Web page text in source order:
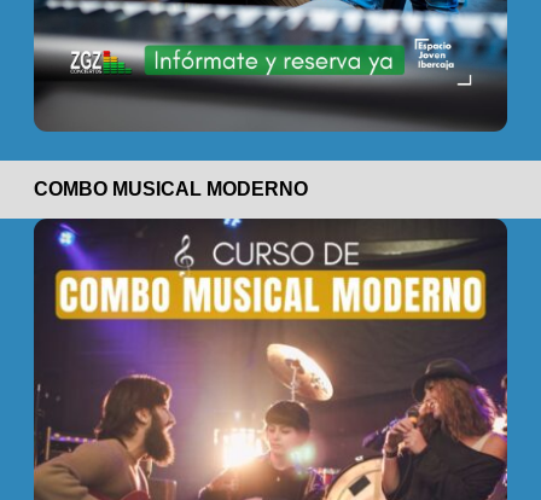
COMBO MUSICAL MODERNO